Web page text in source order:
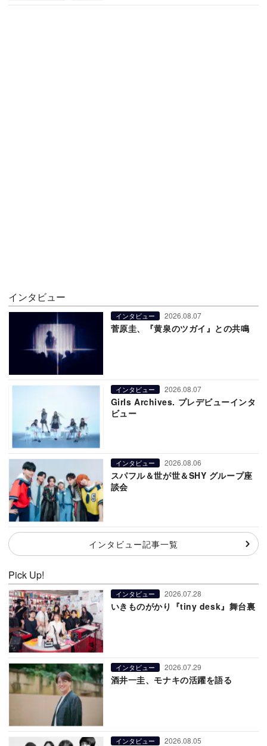
インタビュー
インタビュー 2026.08.07
菅原圭、『黄泉のツガイ』との共鳴
インタビュー 2026.08.07
Girls Archives. プレデビューインタ
ビュー
インタビュー 2026.08.06
スパフル＆世が世＆SHY グループ座
談会
インタビュー記事一覧
Pick Up!
インタビュー 2026.07.28
いきものがかり『tiny desk』舞台裏
インタビュー 2026.07.29
酒井一圭、モナキの活躍を語る
インタビュー 2026.08.05